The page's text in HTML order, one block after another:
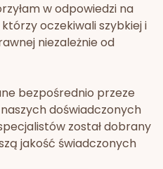
w odpowiedzi na
oczekiwali szybkiej i
niezależnie od
bezpośrednio przeze
doświadczonych
został dobrany
jakość świadczonych